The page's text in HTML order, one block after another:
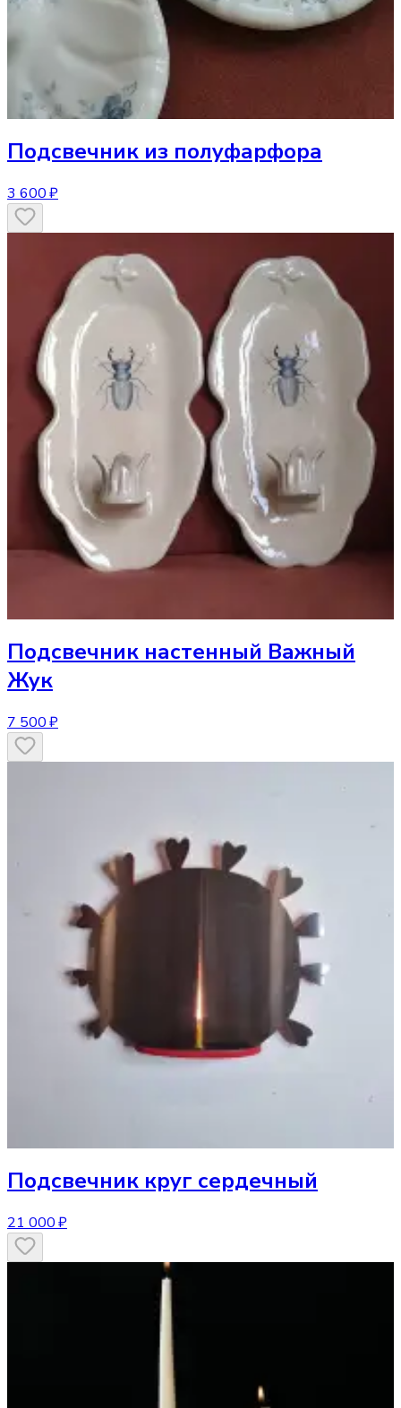
Подсвечник из полуфарфора
3 600 ₽
Подсвечник настенный Важный
Жук
7 500 ₽
Подсвечник круг сердечный
21 000 ₽